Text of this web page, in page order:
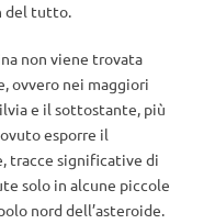
del tutto.
non viene trovata
ovvero nei maggiori
e il sottostante, più
esporre il
tracce significative di
solo in alcune piccole
nord dell’asteroide.